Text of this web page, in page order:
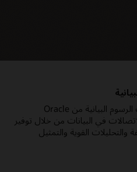
عرض طريقة تبسيط قاعدة بيانات الرسوم البيانية من Oracle
في البيانات من خلال توفير
والتحليلات القوية والتمثيل